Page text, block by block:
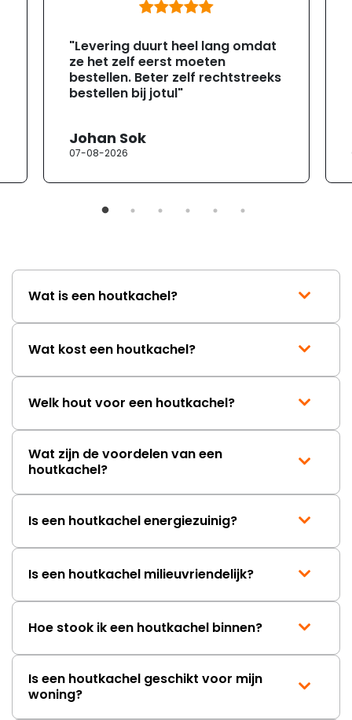
"Levering duurt heel lang omdat
ze het zelf eerst moeten
bestellen. Beter zelf rechtstreeks
bestellen bij jotul"
Johan Sok
07-08-2026
Wat is een houtkachel?
Wat kost een houtkachel?
Welk hout voor een houtkachel?
Wat zijn de voordelen van een
houtkachel?
Is een houtkachel energiezuinig?
Is een houtkachel milieuvriendelijk?
Hoe stook ik een houtkachel binnen?
Is een houtkachel geschikt voor mijn
woning?